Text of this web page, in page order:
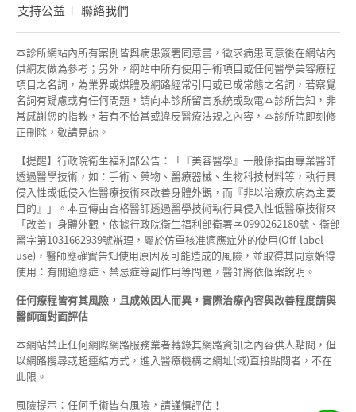
支持公益 聯絡我們
本診所網站內所有案例皆與病患簽署同意書，徵求病患同意後在網站內
供網友做為參考；另外，網站中所有使用手術項目或任何醫學美容療程
項目之名詞，為業界或媒體及網路經常引用或已成常態之名詞，若察覺
名詞有疑慮或有任何問題，請向本診所留言系統或致電本診所告知，非
常感謝您的指教，若有不恰當或違反醫療法規之內容，本診所院即刻修
正刪除，敬請見諒。
【提醒】行政院衛生福利部公告：「『美容醫學』一般係指由專業醫師
透過醫學技術，如：手術、藥物、醫療器械、生物科技材料等，執行具
侵入性或低侵入性醫療技術來改善身體外觀，而『非以治療疾病為主要
目的』」。本宣傳由合格醫師透過醫學技術執行具侵入性低醫療技術來
「改善」身體外觀，依據行政院衛生福利部衛署字0990262180號、衛部
醫字第1031662939號辦理，屬於仿單核准適應症外的使用(Off-label
use)，醫師應確實告知使用原因及可能造成的風險，並取得其同意始得
使用：有關適應症、禁忌症等副作用等問題，醫師將依個案說明。
任何療程皆有其風險，且成效因人而異，實際治療內容與改善程度請與
醫師面對面評估
本網站禁止任何網際網路服務業者轉錄其網路資訊之內容供人點閱，但
以網路搜尋或超連結方式，進入醫療機構之網址(域)直接點閱者，不在
此限。
風險提示：任何手術皆有風險，請謹慎評估！